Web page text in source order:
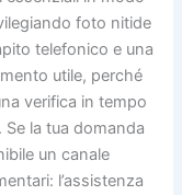
foto nitide
telefonico e una
utile, perché
verifica in tempo
Se la tua domanda
un canale
l’assistenza